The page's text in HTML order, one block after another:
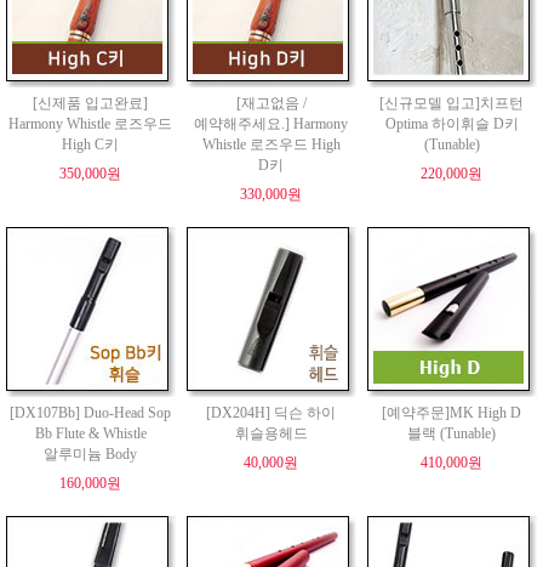
[신제품 입고완료]
Harmony Whistle 로즈우드
High C키
350,000원
[재고없음 /
예약해주세요.] Harmony
Whistle 로즈우드 High
D키
330,000원
[신규모델 입고]치프턴
Optima 하이휘슬 D키
(Tunable)
220,000원
[DX107Bb] Duo-Head Sop
Bb Flute & Whistle
알루미늄 Body
160,000원
[DX204H] 딕슨 하이
휘슬용헤드
40,000원
[예약주문]MK High D
블랙 (Tunable)
410,000원